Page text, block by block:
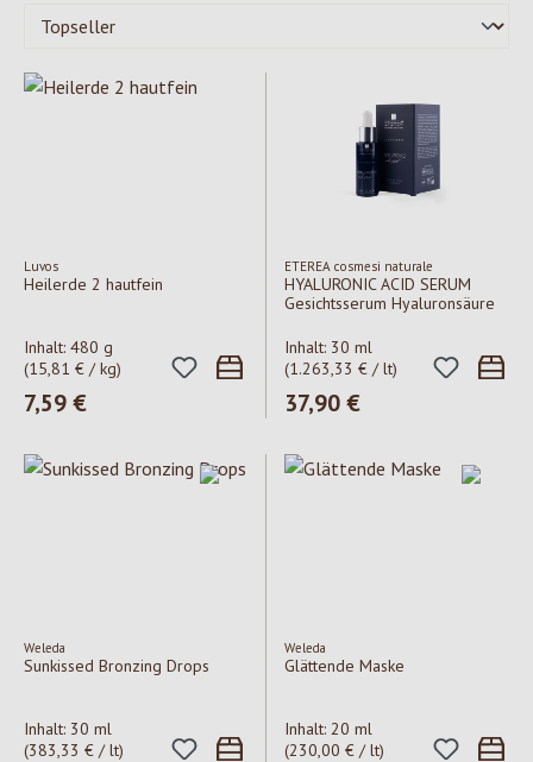
Luvos
Heilerde 2 hautfein
Inhalt: 480 g
(15,81 € / kg)
Regulärer Preis:
7,59 €
ETEREA cosmesi naturale
HYALURONIC ACID SERUM
Gesichtsserum Hyaluronsäure
Inhalt: 30 ml
(1.263,33 € / lt)
Regulärer Preis:
37,90 €
Weleda
Sunkissed Bronzing Drops
Inhalt: 30 ml
(383,33 € / lt)
Weleda
Glättende Maske
Inhalt: 20 ml
(230,00 € / lt)